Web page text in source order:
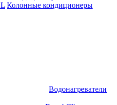
Колонные кондиционеры
Водонагреватели